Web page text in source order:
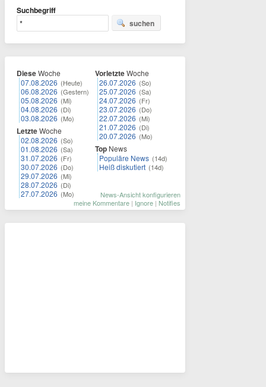
Suchbegriff
suchen
DieseWoche
07.08.2026 (Heute)
06.08.2026 (Gestern)
05.08.2026 (Mi)
04.08.2026 (Di)
03.08.2026 (Mo)
LetzteWoche
02.08.2026 (So)
01.08.2026 (Sa)
31.07.2026 (Fr)
30.07.2026 (Do)
29.07.2026 (Mi)
28.07.2026 (Di)
27.07.2026 (Mo)
VorletzteWoche
26.07.2026 (So)
25.07.2026 (Sa)
24.07.2026 (Fr)
23.07.2026 (Do)
22.07.2026 (Mi)
21.07.2026 (Di)
20.07.2026 (Mo)
Top News
Populäre News (14d)
Heiß diskutiert (14d)
News-Ansicht konfigurieren
meine Kommentare | Ignore | Notifies